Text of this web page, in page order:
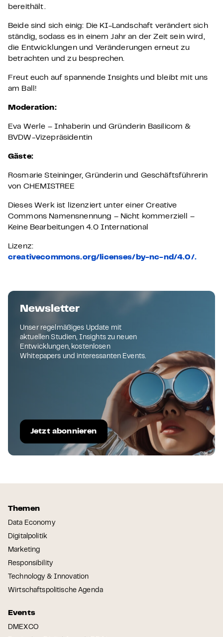
bereithält.
Beide sind sich einig: Die KI-Landschaft verändert sich
ständig, sodass es in einem Jahr an der Zeit sein wird,
die Entwicklungen und Veränderungen erneut zu
betrachten und zu besprechen.
Freut euch auf spannende Insights und bleibt mit uns
am Ball!
Moderation:
Eva Werle – Inhaberin und Gründerin Basilicom &
BVDW-Vizepräsidentin
Gäste:
Rosmarie Steininger, Gründerin und Geschäftsführerin
von CHEMISTREE
Dieses Werk ist lizenziert unter einer Creative
Commons Namensnennung – Nicht kommerziell –
Keine Bearbeitungen 4.0 International
Lizenz:
creativecommons.org/licenses/by-nc-nd/4.0/.
Newsletter
Unser regelmäßiges Update mit
aktuellen Studien, Insights zu neuen
Entwicklungen, kostenlosen
Whitepapers und interessanten Events.
Jetzt abonnieren
Themen
Data Economy
Digitalpolitik
Marketing
Responsibility
Technology & Innovation
Wirtschaftspolitische Agenda
Events
DMEXCO